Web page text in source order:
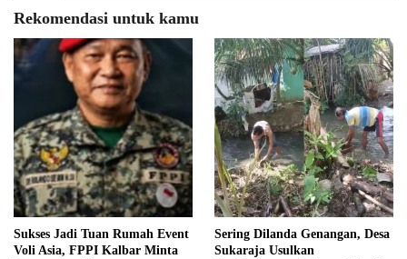
Rekomendasi untuk kamu
Sukses Jadi Tuan Rumah Event
Voli Asia, FPPI Kalbar Minta
Sering Dilanda Genangan, Desa
Sukaraja Usulkan